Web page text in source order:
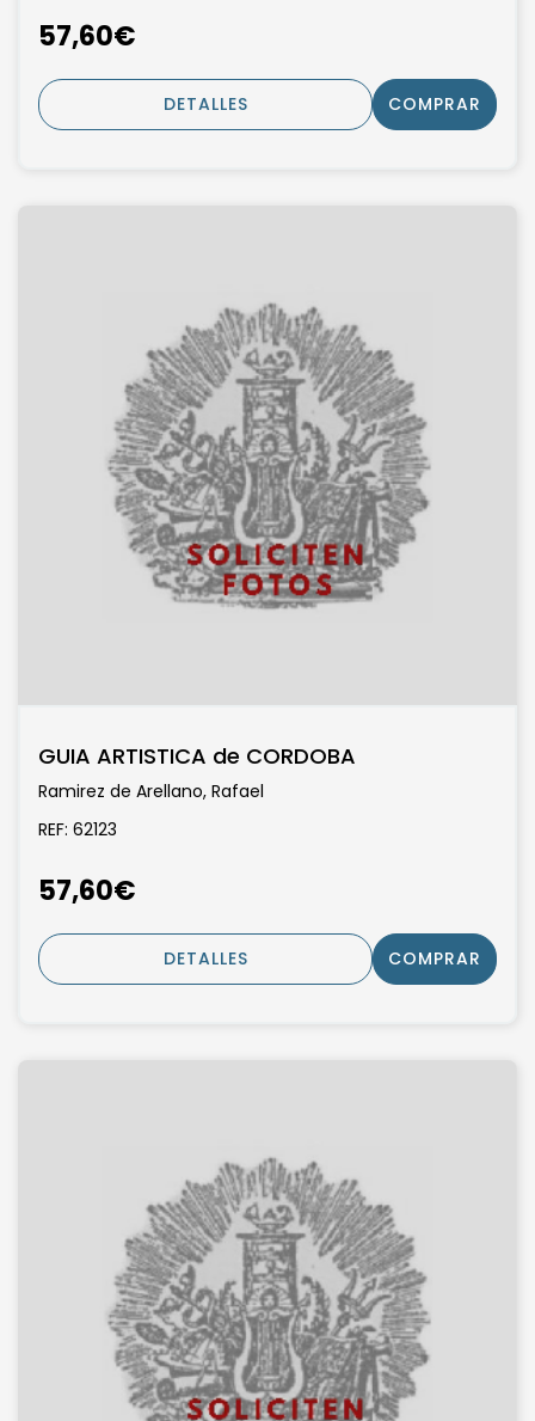
57,60€
DETALLES COMPRAR
GUIA ARTISTICA de CORDOBA
Ramirez de Arellano, Rafael
REF: 62123
57,60€
DETALLES COMPRAR